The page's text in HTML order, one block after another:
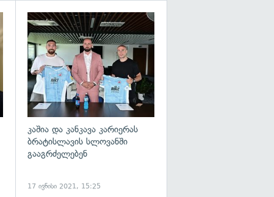
გადახედვა
კაშია და კანკავა კარიერას
ბრატისლავის სლოვანში
გააგრძელებენ
17 ივნისი 2021, 15:25